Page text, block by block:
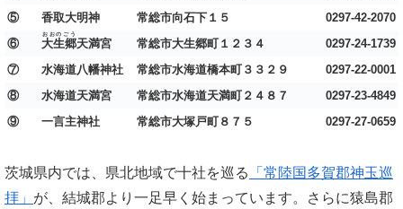
⑤
香取大明神 常総市向石下１５
0297-42-2070
⑥
大生郷
おおのごう
天満宮 常総市大生郷町１２３４
0297-24-1739
⑦
水海道八幡神社 常総市水海道橋本町３３２９
0297-22-0001
⑧
水海道天満宮 常総市水海道天満町２４８７
0297-23-4849
⑨
一言主神社 常総市大塚戸町８７５ 0297-27-0659
茨城県内では、県北地域で十社を巡る
「常陸国多賀郡神玉巡
拝」 が、結城郡より一足早く始まっています。さらに猿島郡